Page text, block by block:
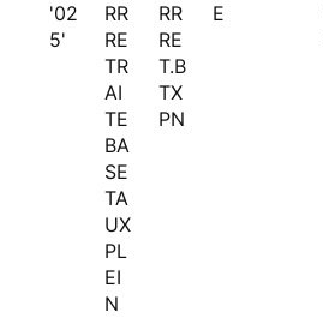
'02
5'
RR
RE
TR
AI
TE
BA
SE
TA
UX
PL
EI
N
RR
RE
T.B
TX
PN
E